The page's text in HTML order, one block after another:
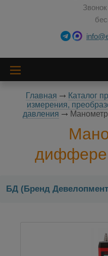
Главная Каталог
измерения,
давления
БД (Бренд